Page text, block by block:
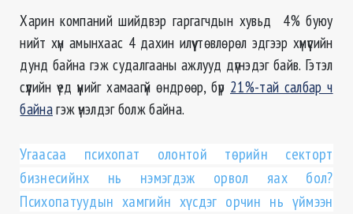
Харин компаний шийдвэр гаргагчдын хувьд 4% буюу
нийт хүн амынхаас 4 дахин илүү төвлөрөл эдгээр хүмүүсийн
дунд байна гэж судалгааны ажлууд дүгнэдэг байв. Гэтэл
сүүлийн үед үүнийг хамаагүй өндрөөр, бүр 21%-тай салбар ч
байнагэж үнэлдэг болж байна.
Угаасаа психопат олонтой төрийн секторт
бизнесийнх нь нэмэгдэж орвол яах бол?
Психопатуудын хамгийн хүсдэг орчин нь үймээн